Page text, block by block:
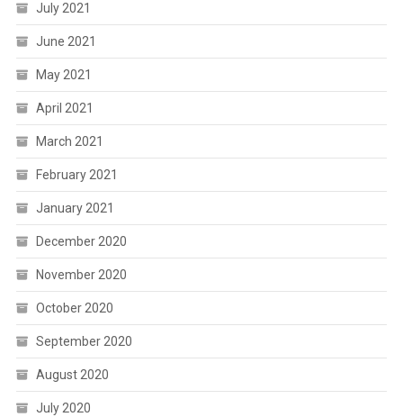
July 2021
June 2021
May 2021
April 2021
March 2021
February 2021
January 2021
December 2020
November 2020
October 2020
September 2020
August 2020
July 2020